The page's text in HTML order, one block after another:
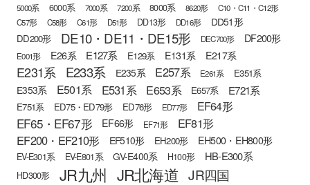
5000系 6000系 7000系 7200系 8000系 8620形
C10・C11・C12形
C57形
C58形 C61形 D51形 DD13形 DD16形 DD51形
DD200形 DE10・DE11・DE15形 DEC700形 DF200形
E001形 E26系 E127系 E129系 E131系 E217系
E231系 E233系 E235系 E257系 E261系 E351系
E353系 E501系 E531系 E653系 E657系 E721系
E751系 ED75・ED79形 ED76形 ED77形 EF64形
EF65・EF67形 EF66形 EF71形
EF81形
EF200・EF210形
EF510形 EH200形 EH500・EH800形
EV-E301系 EV-E801系 GV-E400系 H100形 HB-E300系
HD300形 JR九州 JR北海道 JR四国